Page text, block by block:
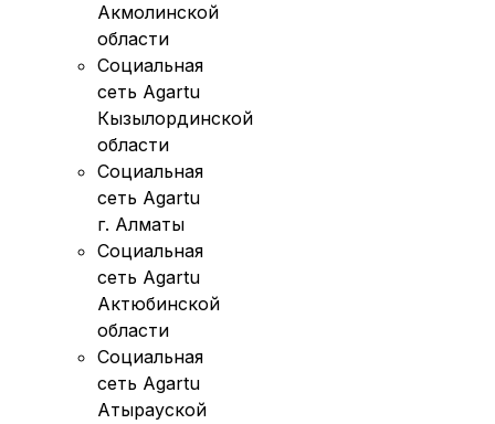
Акмолинской
области
Социальная
сеть Agartu
Кызылординской
области
Социальная
сеть Agartu
г. Алматы
Социальная
сеть Agartu
Актюбинской
области
Социальная
сеть Agartu
Атырауской